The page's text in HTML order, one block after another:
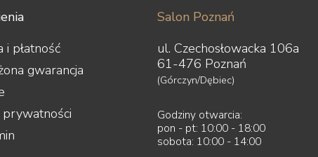
i płatność
gwarancja
Salon Poznań
ul. Czechosłowacka 106a
61-476 Poznań
(Górczyn/Dębiec)
Godziny otwarcia:
pon - pt: 10:00 - 18:00
sobota: 10:00 - 14:00